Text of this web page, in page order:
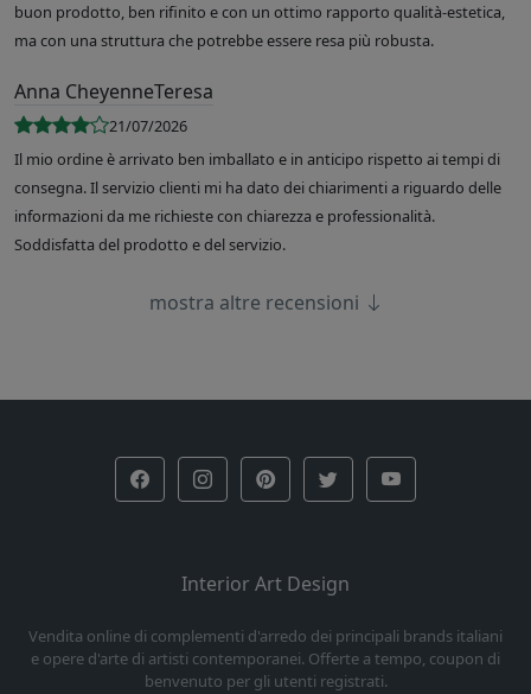
buon prodotto, ben rifinito e con un ottimo rapporto qualità-estetica,
ma con una struttura che potrebbe essere resa più robusta.
Anna CheyenneTeresa
21/07/2026
Il mio ordine è arrivato ben imballato e in anticipo rispetto ai tempi di
consegna. Il servizio clienti mi ha dato dei chiarimenti a riguardo delle
informazioni da me richieste con chiarezza e professionalità.
Soddisfatta del prodotto e del servizio.
mostra altre recensioni
Interior Art Design
Vendita online di complementi d'arredo dei principali brands italiani
e opere d'arte di artisti contemporanei. Offerte a tempo, coupon di
benvenuto per gli utenti registrati.